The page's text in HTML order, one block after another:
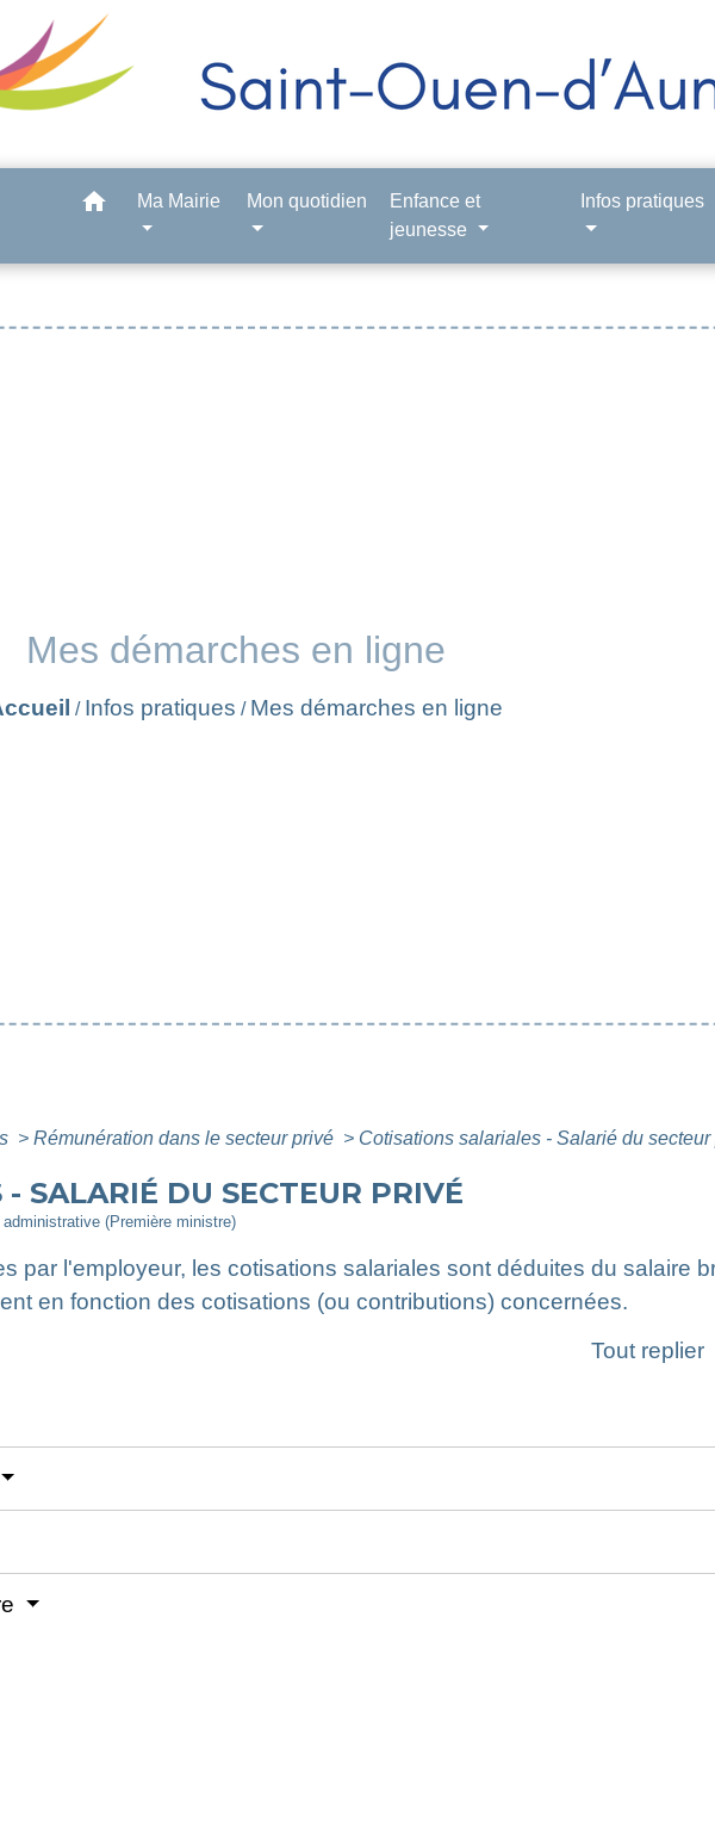
home Ma Mairie Mon quotidien
Enfance et
jeunesse
Infos pratiques
Mes démarches en ligne
/ Infos pratiques / Mes démarches en ligne
> Rémunération dans le secteur privé > Cotisations salariales - Salarié du secteur
SALARIÉ DU SECTEUR PRIVÉ
(Première ministre)
par l'employeur, les cotisations salariales sont déduites du salaire
en fonction des cotisations (ou contributions) concernées.
Tout replier